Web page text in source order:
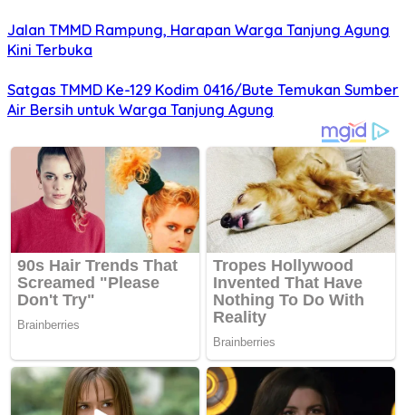
Jalan TMMD Rampung, Harapan Warga Tanjung Agung
Kini Terbuka
Satgas TMMD Ke-129 Kodim 0416/Bute Temukan Sumber
Air Bersih untuk Warga Tanjung Agung